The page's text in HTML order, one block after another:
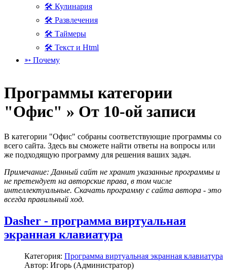
🛠 Кулинария
🛠 Развлечения
🛠 Таймеры
🛠 Текст и Html
➳ Почему
Программы категории
"Офис" » От 10-ой записи
В категории "Офис" собраны соответствующие программы со
всего сайта. Здесь вы сможете найти ответы на вопросы или
же подходящую программу для решения ваших задач.
Примечание: Данный сайт не хранит указанные программы и
не претендует на авторские права, в том числе
интеллектуальные. Скачать программу с сайта автора - это
всегда правильный ход.
Dasher - программа виртуальная
экранная клавиатура
Категория: Программа виртуальная экранная клавиатура
Автор: Игорь (Администратор)